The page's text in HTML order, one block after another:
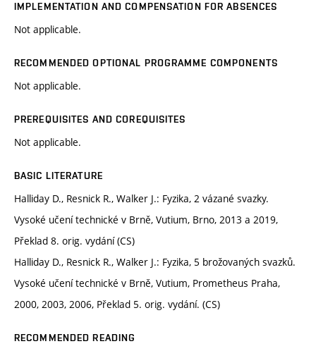
IMPLEMENTATION AND COMPENSATION FOR ABSENCES
Not applicable.
RECOMMENDED OPTIONAL PROGRAMME COMPONENTS
Not applicable.
PREREQUISITES AND COREQUISITES
Not applicable.
BASIC LITERATURE
Halliday D., Resnick R., Walker J.: Fyzika, 2 vázané svazky.
Vysoké učení technické v Brně, Vutium, Brno, 2013 a 2019,
Překlad 8. orig. vydání (CS)
Halliday D., Resnick R., Walker J.: Fyzika, 5 brožovaných svazků.
Vysoké učení technické v Brně, Vutium, Prometheus Praha,
2000, 2003, 2006, Překlad 5. orig. vydání. (CS)
RECOMMENDED READING